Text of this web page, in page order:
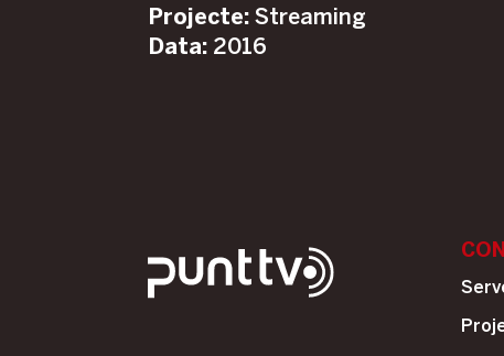
Projecte: Streaming
Data: 2016